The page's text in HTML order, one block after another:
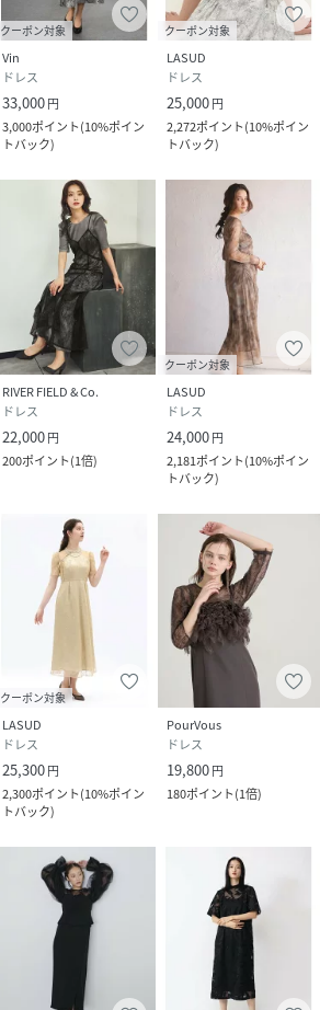
クーポン対象
Vin
ドレス
33,000円
3,000ポイント(10%ポイン
トバック)
クーポン対象
LASUD
ドレス
25,000円
2,272ポイント(10%ポイン
トバック)
RIVER FIELD & Co.
ドレス
22,000円
200ポイント(1倍)
クーポン対象
LASUD
ドレス
24,000円
2,181ポイント(10%ポイン
トバック)
クーポン対象
LASUD
ドレス
25,300円
2,300ポイント(10%ポイン
トバック)
PourVous
ドレス
19,800円
180ポイント(1倍)